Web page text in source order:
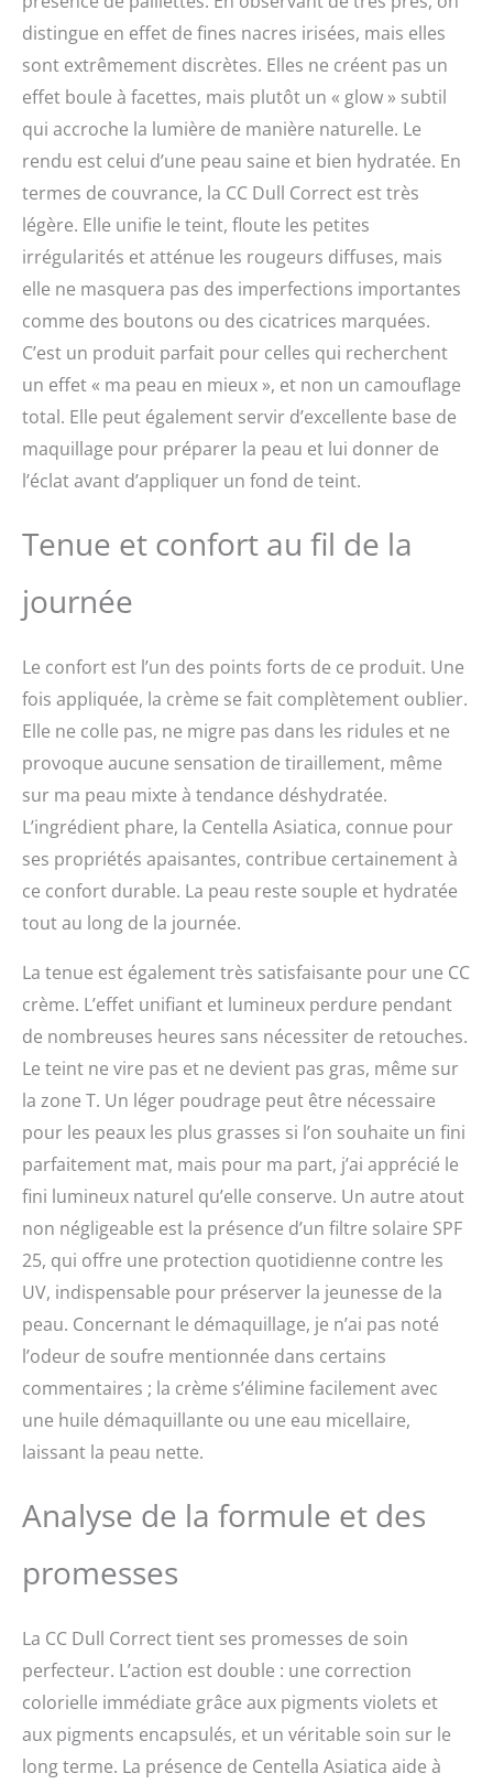
distingue en effet de fines nacres irisées, mais elles
sont extrêmement discrètes. Elles ne créent pas un
effet boule à facettes, mais plutôt un « glow » subtil
qui accroche la lumière de manière naturelle. Le
rendu est celui d’une peau saine et bien hydratée. En
termes de couvrance, la CC Dull Correct est très
légère. Elle unifie le teint, floute les petites
irrégularités et atténue les rougeurs diffuses, mais
elle ne masquera pas des imperfections importantes
comme des boutons ou des cicatrices marquées.
C’est un produit parfait pour celles qui recherchent
un effet « ma peau en mieux », et non un camouflage
total. Elle peut également servir d’excellente base de
maquillage pour préparer la peau et lui donner de
l’éclat avant d’appliquer un fond de teint.
Tenue et confort au fil de la
journée
Le confort est l’un des points forts de ce produit. Une
fois appliquée, la crème se fait complètement oublier.
Elle ne colle pas, ne migre pas dans les ridules et ne
provoque aucune sensation de tiraillement, même
sur ma peau mixte à tendance déshydratée.
L’ingrédient phare, la Centella Asiatica, connue pour
ses propriétés apaisantes, contribue certainement à
ce confort durable. La peau reste souple et hydratée
tout au long de la journée.
La tenue est également très satisfaisante pour une CC
crème. L’effet unifiant et lumineux perdure pendant
de nombreuses heures sans nécessiter de retouches.
Le teint ne vire pas et ne devient pas gras, même sur
la zone T. Un léger poudrage peut être nécessaire
pour les peaux les plus grasses si l’on souhaite un fini
parfaitement mat, mais pour ma part, j’ai apprécié le
fini lumineux naturel qu’elle conserve. Un autre atout
non négligeable est la présence d’un filtre solaire SPF
25, qui offre une protection quotidienne contre les
UV, indispensable pour préserver la jeunesse de la
peau. Concernant le démaquillage, je n’ai pas noté
l’odeur de soufre mentionnée dans certains
commentaires ; la crème s’élimine facilement avec
une huile démaquillante ou une eau micellaire,
laissant la peau nette.
Analyse de la formule et des
promesses
La CC Dull Correct tient ses promesses de soin
perfecteur. L’action est double : une correction
colorielle immédiate grâce aux pigments violets et
aux pigments encapsulés, et un véritable soin sur le
long terme. La présence de Centella Asiatica aide à